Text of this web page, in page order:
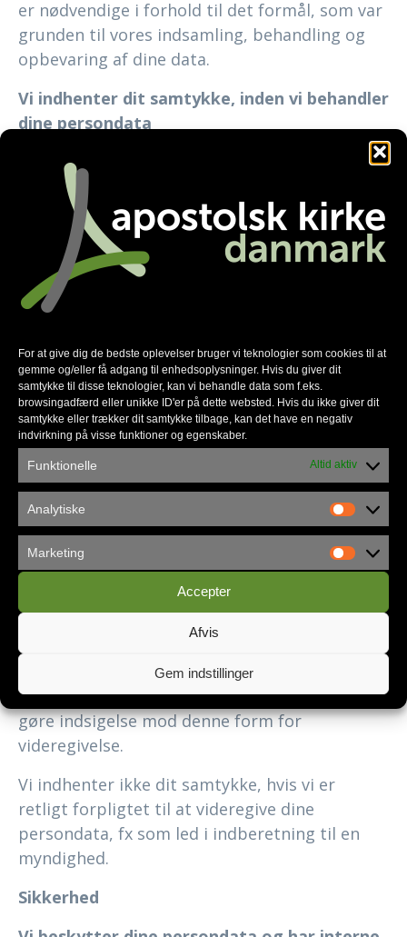
For at give dig de bedste oplevelser bruger vi teknologier som cookies til at
gemme og/eller få adgang til enhedsoplysninger. Hvis du giver dit
samtykke til disse teknologier, kan vi behandle data som f.eks.
browsingadfærd eller unikke ID'er på dette websted. Hvis du ikke giver dit
samtykke eller trækker dit samtykke tilbage, kan det have en negativ
indvirkning på visse funktioner og egenskaber.
Funktionelle Altid aktiv
Analytiske
Marketing
Accepter
Afvis
Gem indstillinger
er nødvendige i forhold til det formål, som var
grunden til vores indsamling, behandling og
opbevaring af dine data.
Vi indhenter dit samtykke, inden vi behandler
dine persondata
Vi indhenter dit samtykke, inden vi behandler
dine persondata til de formål, der er beskrevet
ovenfor, med mindre vi har et lovligt grundlag
for at indhente dem. Vi oplyser dig om et
sådant grundlag og om vores legitime
interesse i at behandle dine persondata.
tid trække det tilbage ved at henvende dig til
os. Brug kontaktoplysningerne ovenfor, hvis
du ønsker yderligere oplysninger.
Hvis du er under 18 år, indhenter vi altid
samtykke fra en
forældremyndighedsindehaver foruden dit
samtykke, inden vi behandler dine persondata
som ovenfor beskrevet.
Vi videregiver ikke dine persondata uden dit
samtykke
Hvis vi videregiver dine persondata til
samarbejdspartnere og aktører, indhenter vi
dit samtykke og informerer om, hvad dine
data vil blive brugt til. Du kan til enhver tid
gøre indsigelse mod denne form for
videregivelse.
Vi indhenter ikke dit samtykke, hvis vi er
retligt forpligtet til at videregive dine
persondata, fx som led i indberetning til en
myndighed.
Sikkerhed